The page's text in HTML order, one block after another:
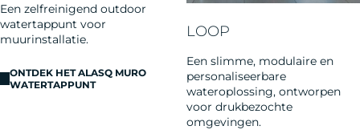
Een zelfreinigend outdoor
watertappunt voor
muurinstallatie.
ONTDEK HET ALASQ MURO
WATERTAPPUNT
LOOP
Een slimme, modulaire en
personaliseerbare
wateroplossing, ontworpen
voor drukbezochte
omgevingen.